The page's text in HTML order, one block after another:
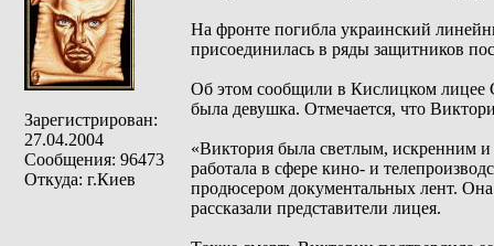
Зарегистрирован:
27.04.2004
Сообщения: 96473
Откуда: г.Киев
На фронте погибла украинский
присоединилась в ряды защитников
Об этом сообщили в Кислицком лицее
была девушка. Отмечается, что
«Виктория была светлым, искренним
работала в сфере кино- и
продюсером документальных лент. Она
рассказали представители лицея.